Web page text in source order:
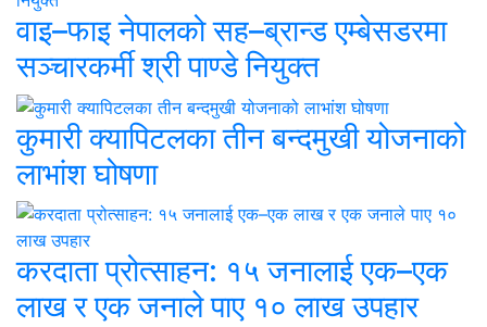
वाइ–फाइ नेपालको सह–ब्रान्ड एम्बेसडरमा
सञ्चारकर्मी श्री पाण्डे नियुक्त
कुमारी क्यापिटलका तीन बन्दमुखी योजनाको
लाभांश घोषणा
करदाता प्रोत्साहन: १५ जनालाई एक–एक
लाख र एक जनाले पाए १० लाख उपहार